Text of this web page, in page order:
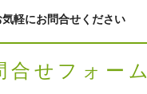
気軽にお問合せください
合せフォーム